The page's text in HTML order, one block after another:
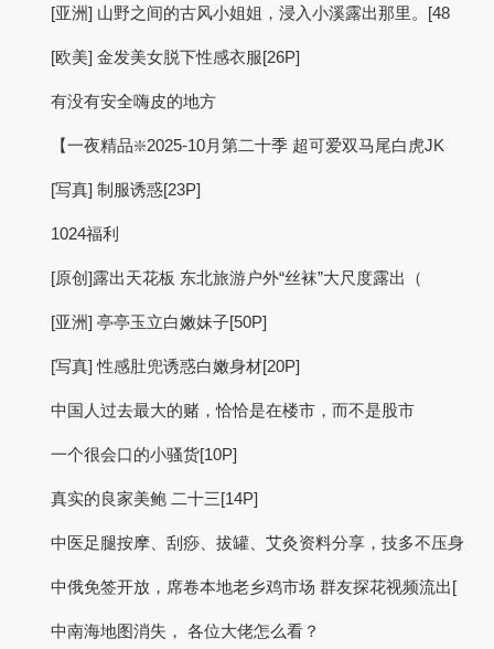
[亚洲] 山野之间的古风小姐姐，浸入小溪露出那里。[48
[欧美] 金发美女脱下性感衣服[26P]
有没有安全嗨皮的地方
【一夜精品❇️2025-10月第二十季 超可爱双马尾白虎JK
[写真] 制服诱惑[23P]
1024福利
[原创]露出天花板 东北旅游户外“丝袜”大尺度露出（
[亚洲] 亭亭玉立白嫩妹子[50P]
[写真] 性感肚兜诱惑白嫩身材[20P]
中国人过去最大的赌，恰恰是在楼市，而不是股市
一个很会口的小骚货[10P]
真实的良家美鲍 二十三[14P]
中医足腿按摩、刮痧、拔罐、艾灸资料分享，技多不压身
中俄免签开放，席卷本地老乡鸡市场 群友探花视频流出[
中南海地图消失， 各位大佬怎么看？